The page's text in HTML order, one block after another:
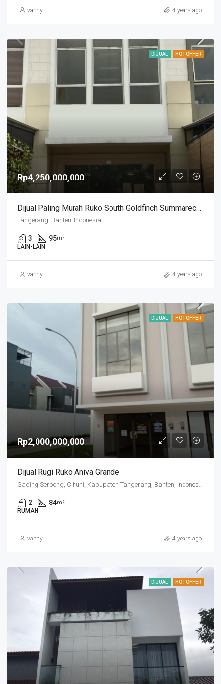
vanny 4 years ago
DIJUAL HOT OFFER
Rp4,250,000,000
Dijual Paling Murah Ruko South Goldfinch Summarecon
Tangerang, Banten, Indonesia
3 95m²
LAIN-LAIN
vanny 4 years ago
DIJUAL HOT OFFER
Rp2,000,000,000
Dijual Rugi Ruko Aniva Grande
2 84m²
RUMAH
vanny 4 years ago
DIJUAL HOT OFFER